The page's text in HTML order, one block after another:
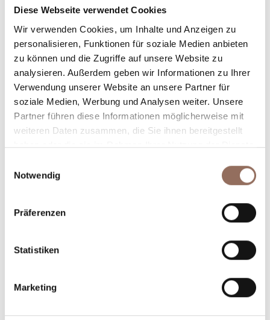
Diese Webseite verwendet Cookies
Wir verwenden Cookies, um Inhalte und Anzeigen zu
personalisieren, Funktionen für soziale Medien anbieten
zu können und die Zugriffe auf unsere Website zu
analysieren. Außerdem geben wir Informationen zu Ihrer
Verwendung unserer Website an unsere Partner für
soziale Medien, Werbung und Analysen weiter. Unsere
Partner führen diese Informationen möglicherweise mit
weiteren Daten zusammen, die Sie ihnen bereitgestellt
haben oder die sie im Rahmen Ihrer Nutzung der Dienste
Notwendig
Präferenzen
Statistiken
Marketing
Dein Urlaub
Plane, wo du übernachtest und isst, was du in jedem
Winkel des Langhe Monferrato Roero unternehmen
willst, mit einem Blick aufs Wetter in Echtzeit.
Unterkünfte
Essen und